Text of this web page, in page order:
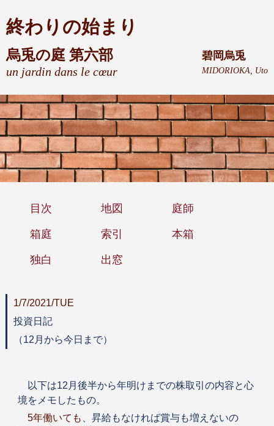
終わりの始まり
烏兎の庭 第六部
un jardin dans le cœur
碧岡烏兎
MIDORIOKA, Uto
目次 地図 庭師
箱庭 索引 本箱
独白 出窓
1/7/2021/TUE
投資日記
（12月から今日まで）
以下は12月後半から年明けまでの株取引の内容と心
境をメモしたもの。
5年働いても
、昇給もなければ賞与も増えないの